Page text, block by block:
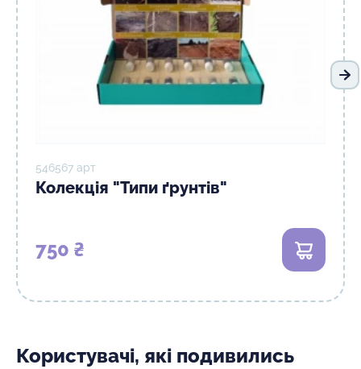
546567 арт
Колекція "Типи ґрунтів"
750 ₴ В кошик
Користувачі, які подивились